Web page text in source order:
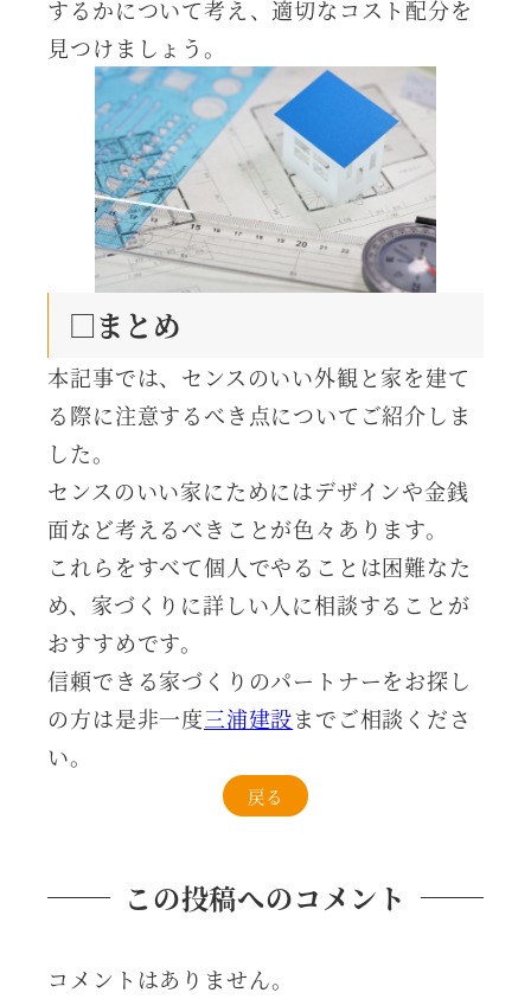
するかについて考え、適切なコスト配分を
見つけましょう。
□まとめ
本記事では、センスのいい外観と家を建て
る際に注意するべき点についてご紹介しま
した。
センスのいい家にためにはデザインや金銭
面など考えるべきことが色々あります。
これらをすべて個人でやることは困難なた
め、家づくりに詳しい人に相談することが
おすすめです。
信頼できる家づくりのパートナーをお探し
の方は是非一度三浦建設までご相談くださ
い。
戻る
この投稿へのコメント
コメントはありません。